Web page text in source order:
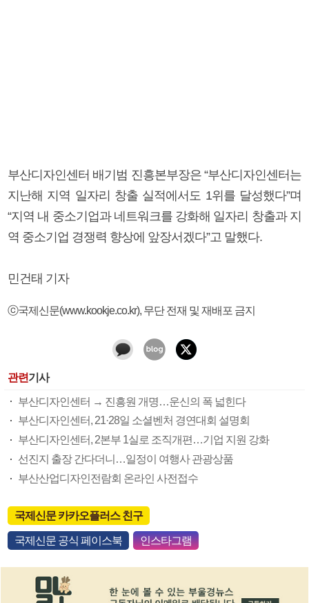
부산디자인센터 배기범 진흥본부장은 “부산디자인센터는
지난해 지역 일자리 창출 실적에서도 1위를 달성했다”며
“지역 내 중소기업과 네트워크를 강화해 일자리 창출과 지
역 중소기업 경쟁력 향상에 앞장서겠다”고 말했다.
민건태 기자
ⓒ국제신문(www.kookje.co.kr), 무단 전재 및 재배포 금지
관련기사
부산디자인센터 → 진흥원 개명…운신의 폭 넓힌다
부산디자인센터, 21·28일 소셜벤처 경연대회 설명회
부산디자인센터, 2본부 1실로 조직개편…기업 지원 강화
선진지 출장 간다더니…일정이 여행사 관광상품
부산산업디자인전람회 온라인 사전접수
국제신문 카카오플러스 친구
국제신문 공식 페이스북 인스타그램